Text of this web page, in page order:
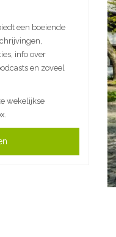
een boeiende
info over
en zoveel
wekelijkse